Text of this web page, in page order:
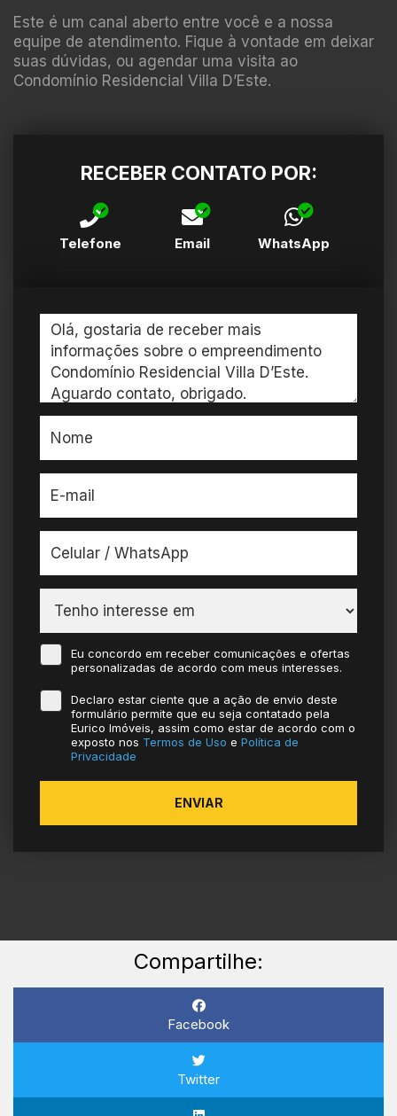
Este é um canal aberto entre você e a nossa
equipe de atendimento. Fique à vontade em deixar
suas dúvidas, ou agendar uma visita ao
Condomínio Residencial Villa D’Este.
RECEBER CONTATO POR:
Telefone Email WhatsApp
Eu concordo em receber comunicações e ofertas
personalizadas de acordo com meus interesses.
Declaro estar ciente que a ação de envio deste
formulário permite que eu seja contatado pela
Eurico Imóveis, assim como estar de acordo com o
exposto nos Termos de Uso e Política de
Privacidade
ENVIAR
Compartilhe:
Facebook
Twitter